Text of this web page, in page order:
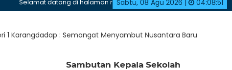
Sabtu, 08 Agu 2026 | 04:08:51
datang di halaman resmi SMK Negeri 1 Karangdadap
1 Karangdadap : Semangat Menyambut Nusantara Baru
Sambutan Kepala Sekolah